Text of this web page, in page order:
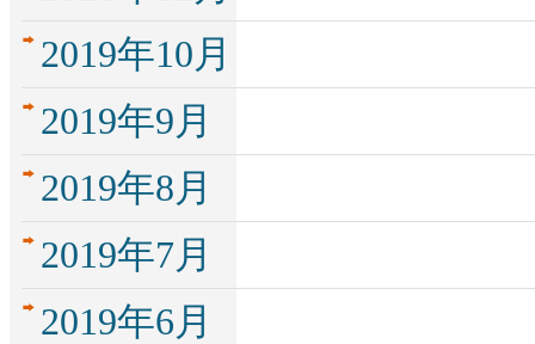
2019年10月
2019年9月
2019年8月
2019年7月
2019年6月